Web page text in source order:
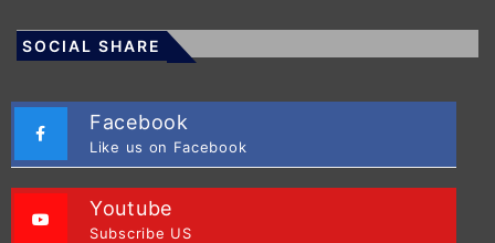
SOCIAL SHARE
Facebook
Like us on Facebook
Youtube
Subscribe US